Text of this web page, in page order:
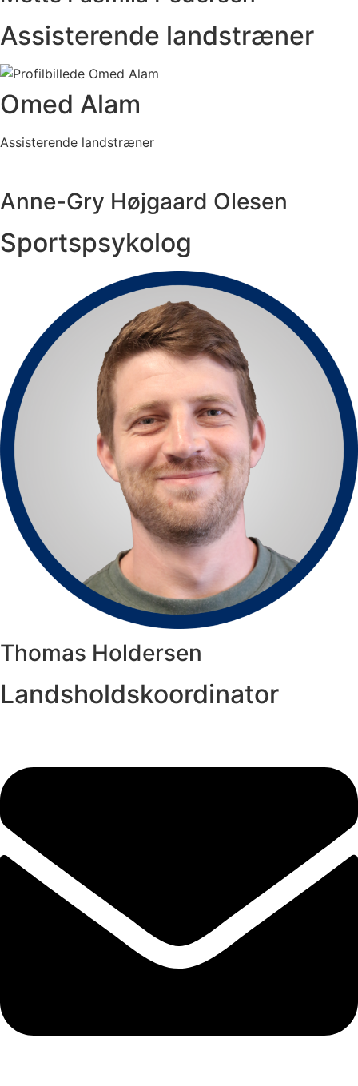
Assisterende landstræner
Omed Alam
Assisterende landstræner
Anne-Gry Højgaard Olesen
Sportspsykolog
Thomas Holdersen
Landsholdskoordinator